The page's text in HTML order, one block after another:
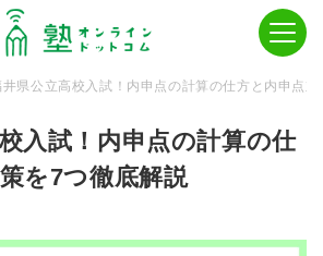
井県公立高校入試！内申点の計算の仕方と内申点
入試！内申点の計算の仕
を7つ徹底解説